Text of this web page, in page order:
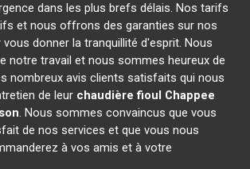
dans les plus brefs délais. Nos tarifs
et nous offrons des garanties sur nos
donner la tranquillité d'esprit. Nous
notre travail et nous sommes heureux de
nombreux avis clients satisfaits qui nous
de leur chaudière fioul Chappee
. Nous sommes convaincus que vous
de nos services et que vous nous
à vos amis et à votre